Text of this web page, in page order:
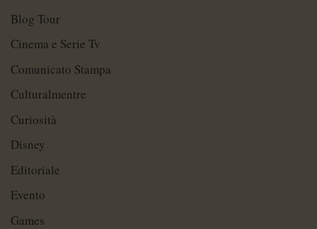
Blog Tour
Cinema e Serie Tv
Comunicato Stampa
Culturalmentre
Curiosità
Disney
Editoriale
Evento
Games